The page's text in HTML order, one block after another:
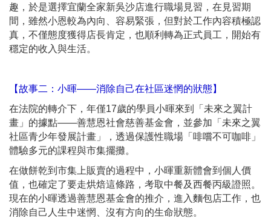
趣，於是選擇宜蘭全家新吳沙店進行職場見習，在見習期
間，雖然小恩較為內向、容易緊張，但對於工作內容積極認
真，不僅態度獲得店長肯定，也順利轉為正式員工，開始有
穩定的收入與生活。
【故事二：小暉——消除自己在社區迷惘的狀態】
在法院的轉介下，年僅17歲的學員小暉來到「未來之翼計
畫」的據點——善慧恩社會慈善基金會，並參加「未來之翼
社區青少年發展計畫」，透過保護性職場「啡嚐不可咖啡」
體驗多元的課程與市集擺攤。
在做餅乾到市集上販賣的過程中，小暉重新體會到個人價
值，也確定了要走烘焙這條路，考取中餐及西餐丙級證照。
現在的小暉透過善慧恩基金會的推介，進入麵包店工作，也
消除自己人生中迷惘、沒有方向的生命狀態。